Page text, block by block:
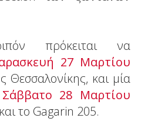
πρόκειται να
27 Μαρτίου
Θεσσαλονίκης, και μία
Σάββατο 28 Μαρτίου
το Gagarin 205.